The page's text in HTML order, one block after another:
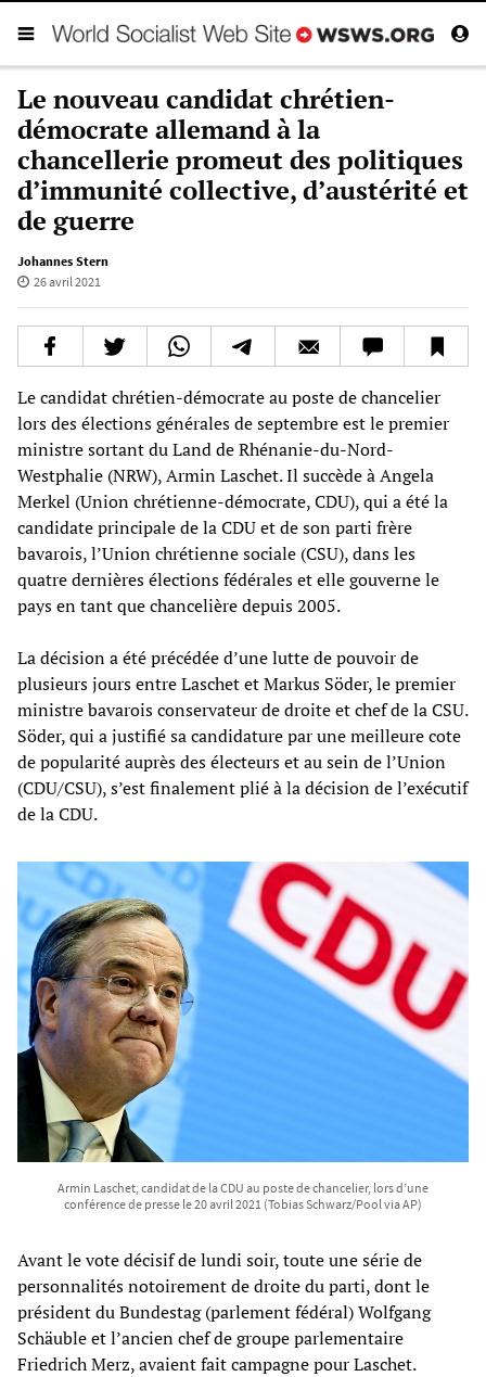
Le nouveau candidat chrétien-
démocrate allemand à la
chancellerie promeut des politiques
d’immunité collective, d’austérité et
de guerre
Johannes Stern
26 avril 2021
Le candidat chrétien-démocrate au poste de chancelier
lors des élections générales de septembre est le premier
ministre sortant du Land de Rhénanie-du-Nord-
Westphalie (NRW), Armin Laschet. Il succède à Angela
Merkel (Union chrétienne-démocrate, CDU), qui a été la
candidate principale de la CDU et de son parti frère
bavarois, l’Union chrétienne sociale (CSU), dans les
quatre dernières élections fédérales et elle gouverne le
pays en tant que chancelière depuis 2005.
La décision a été précédée d’une lutte de pouvoir de
plusieurs jours entre Laschet et Markus Söder, le premier
ministre bavarois conservateur de droite et chef de la CSU.
Söder, qui a justifié sa candidature par une meilleure cote
de popularité auprès des électeurs et au sein de l’Union
(CDU/CSU), s’est finalement plié à la décision de l’exécutif
de la CDU.
Armin Laschet, candidat de la CDU au poste de chancelier, lors d’une
conférence de presse le 20 avril 2021 (Tobias Schwarz/Pool via AP)
Avant le vote décisif de lundi soir, toute une série de
personnalités notoirement de droite du parti, dont le
président du Bundestag (parlement fédéral) Wolfgang
Schäuble et l’ancien chef de groupe parlementaire
Friedrich Merz, avaient fait campagne pour Laschet.